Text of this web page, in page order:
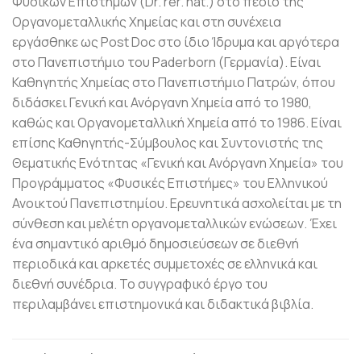
Οργανομεταλλικής Χημείας και στη συνέχεια
εργάσθηκε ως Post Doc στο ίδιο Ίδρυμα και αργότερα
στο Πανεπιστήμιο του Paderborn (Γερμανία). Είναι
Καθηγητής Χημείας στο Πανεπιστήμιο Πατρών, όπου
διδάσκει Γενική και Ανόργανη Χημεία από το 1980,
καθώς και Οργανομεταλλική Χημεία από το 1986. Είναι
επίσης Καθηγητής-Σύμβουλος και Συντονιστής της
Θεματικής Ενότητας «Γενική και Ανόργανη Χημεία» του
Προγράμματος «Φυσικές Επιστήμες» του Ελληνικού
Ανοικτού Πανεπιστημίου. Ερευνητικά ασχολείται με τη
σύνθεση και μελέτη οργανομεταλλικών ενώσεων. Έχει
ένα σημαντικό αριθμό δημοσιεύσεων σε διεθνή
περιοδικά και αρκετές συμμετοχές σε ελληνικά και
διεθνή συνέδρια. Το συγγραφικό έργο του
περιλαμβάνει επιστημονικά και διδακτικά βιβλία.